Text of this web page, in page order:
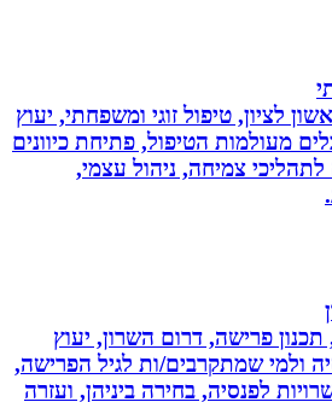
טיפול זוגי ומשפחתי, יעוץ
הטיפול, פתיחת כיוונים
צמיחה, ניהול עצמי,
פרישה, דרום השרון, יעוץ
שמתקרבים/ות לגיל הפרישה,
בחירה ביניהן, ועזרה